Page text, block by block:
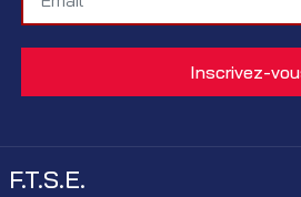
F.T.S.E.